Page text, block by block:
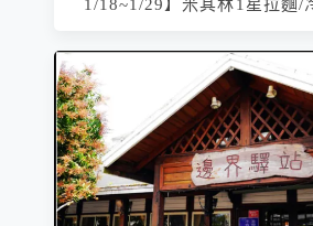
1/18~1/29】米其林1星拉麵/